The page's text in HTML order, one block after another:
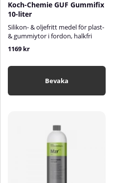
Koch-Chemie GUF Gummifix
10-liter
Silikon- & oljefritt medel för plast-
& gummiytor i fordon, halkfri
1169 kr
Bevaka